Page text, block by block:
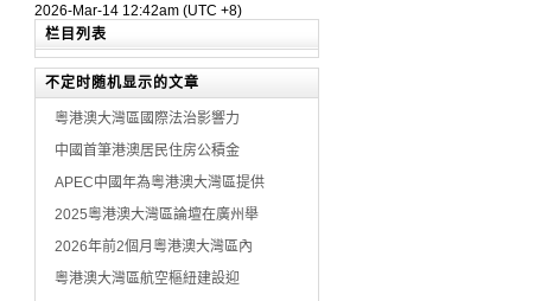
2026-Mar-14 12:42am (UTC +8)
栏目列表
不定时随机显示的文章
粵港澳大灣區國際法治影響力
中國首筆港澳居民住房公積金
APEC中國年為粵港澳大灣區提供
2025粵港澳大灣區論壇在廣州舉
2026年前2個月粵港澳大灣區內
粵港澳大灣區航空樞紐建設迎